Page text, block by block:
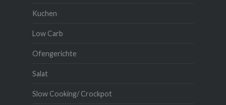
Kuchen
Low Carb
Ofengerichte
Salat
Slow Cooking/ Crockpot